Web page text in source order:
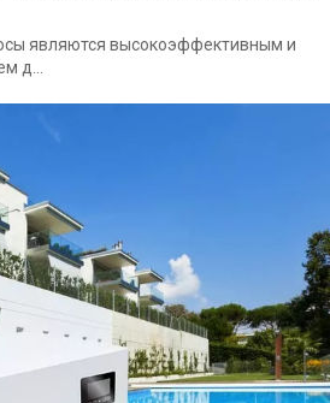
являются высокоэффективным и
д...